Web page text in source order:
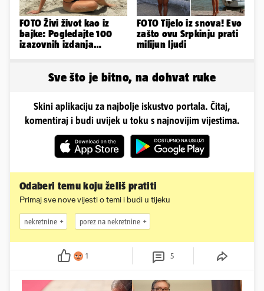
FOTO Živi život kao iz
bajke: Pogledajte 100
izazovnih izdanja
FOTO Tijelo iz snova! Evo
zašto ovu Srpkinju prati
milijun ljudi
Sve što je bitno, na dohvat ruke
Skini aplikaciju za najbolje iskustvo portala. Čitaj,
komentiraj i budi uvijek u toku s najnovijim vijestima.
Odaberi temu koju želiš pratiti
Primaj sve nove vijesti o temi i budi u tijeku
nekretnine porez na nekretnine
1 5